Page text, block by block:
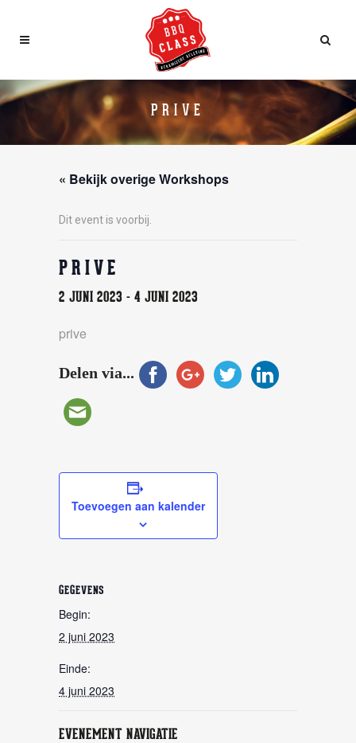
PRIVE
« Bekijk overige Workshops
Dit event is voorbij.
PRIVE
2 JUNI 2023 - 4 JUNI 2023
prive
Delen via...
Toevoegen aan kalender
GEGEVENS
Begin:
2 juni 2023
Einde:
4 juni 2023
EVENEMENT NAVIGATIE